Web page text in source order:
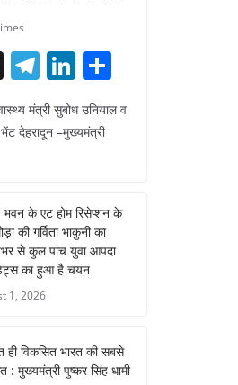
X T
el
e
gr
m
Li
n
k
n
ar
मंत्री सुबोध उनियाल व
देहरादून –मुख्यमंत्री
भवन के एट होम रिसेप्शन के
की गर्विता भाकुनी का
से कुल पांच युवा आपदा
का हुआ है चयन
1, 2026
ही विकसित भारत की सबसे
: मुख्यमंत्री पुष्कर सिंह धामी